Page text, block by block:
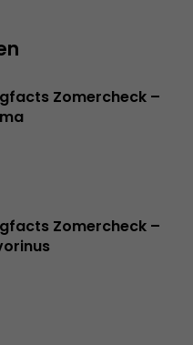
Zomercheck –
Zomercheck –